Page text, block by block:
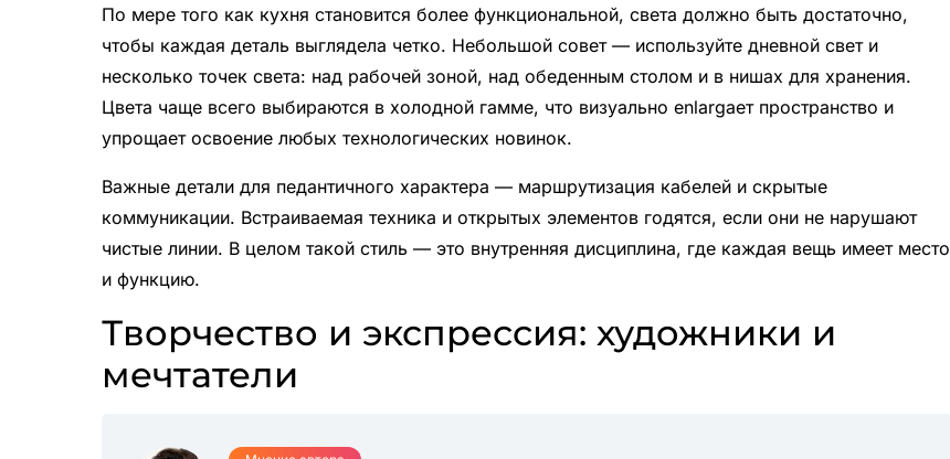
По мере того как кухня становится более функциональной, света должно быть достаточно,
чтобы каждая деталь выглядела четко. Небольшой совет — используйте дневной свет и
несколько точек света: над рабочей зоной, над обеденным столом и в нишах для хранения.
Цвета чаще всего выбираются в холодной гамме, что визуально enlargает пространство и
упрощает освоение любых технологических новинок.
Важные детали для педантичного характера — маршрутизация кабелей и скрытые
коммуникации. Встраиваемая техника и открытых элементов годятся, если они не нарушают
чистые линии. В целом такой стиль — это внутренняя дисциплина, где каждая вещь имеет место
и функцию.
Творчество и экспрессия: художники и
мечтатели